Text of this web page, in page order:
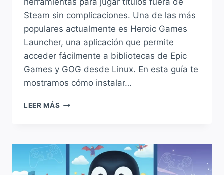
Steam sin complicaciones. Una de las más
populares actualmente es Heroic Games
Launcher, una aplicación que permite
acceder fácilmente a bibliotecas de Epic
Games y GOG desde Linux. En esta guía te
mostramos cómo instalar…
LEER MÁS CÓMO
LAUNCHER
EN
LINUX